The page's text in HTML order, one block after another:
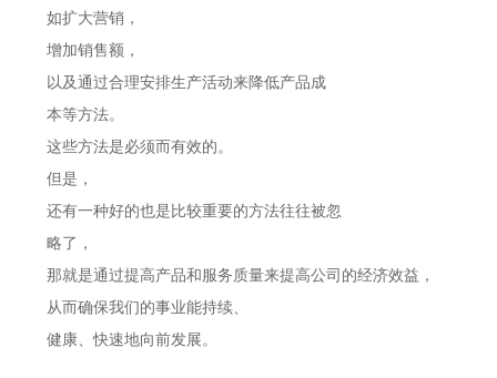
如扩大营销，
增加销售额，
以及通过合理安排生产活动来降低产品成
本等方法。
这些方法是必须而有效的。
但是，
还有一种好的也是比较重要的方法往往被忽
略了，
那就是通过提高产品和服务质量来提高公司的经济效益，
从而确保我们的事业能持续、
健康、快速地向前发展。